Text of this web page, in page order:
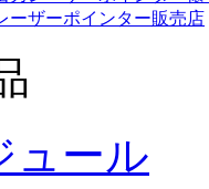
ーザーポインター販売店
ュール